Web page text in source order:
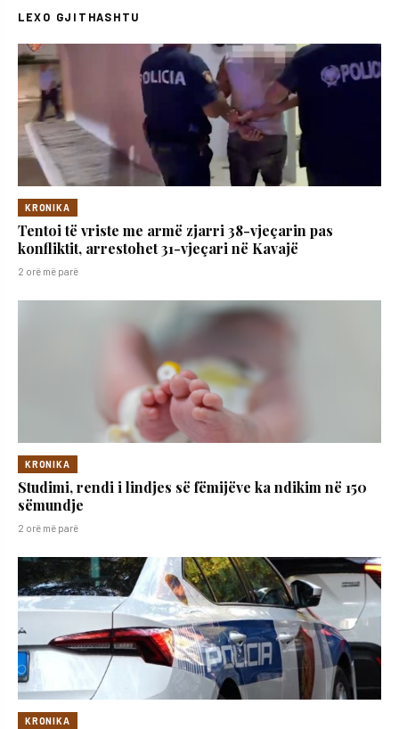
LEXO GJITHASHTU
KRONIKA
Tentoi të vriste me armë zjarri 38-vjeçarin pas
konfliktit, arrestohet 31-vjeçari në Kavajë
2 orë më parë
KRONIKA
Studimi, rendi i lindjes së fëmijëve ka ndikim në 150
sëmundje
2 orë më parë
KRONIKA